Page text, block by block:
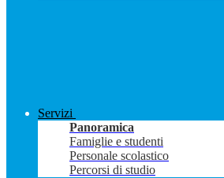
Servizi
Panoramica
Famiglie e studenti
Personale scolastico
Percorsi di studio